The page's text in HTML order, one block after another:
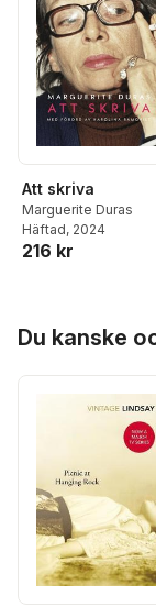
Att skriva
Marguerite Duras
Häftad, 2024
216 kr
Du kanske